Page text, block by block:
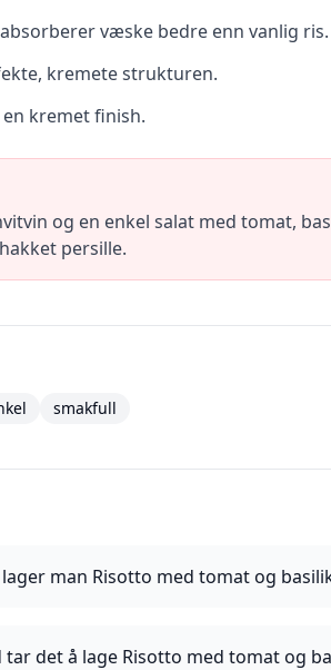
væske bedre enn vanlig ris.
kremete strukturen.
kremet finish.
og en enkel salat med tomat,
persille.
smakfull
man Risotto med tomat og
tar det å lage Risotto med tomat og